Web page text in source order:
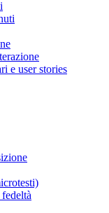
e user stories